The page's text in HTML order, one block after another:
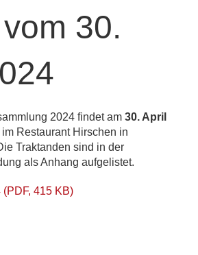
30.
2024 findet am 30. April
im Restaurant Hirschen in
Traktanden sind in der
als Anhang aufgelistet.
415 KB)